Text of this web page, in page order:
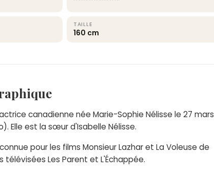
TAILLE
160 cm
canadienne née Marie-Sophie Nélisse le 27 mars
Elle est la sœur d'Isabelle Nélisse.
pour les films Monsieur Lazhar et La Voleuse de
télévisées Les Parent et L'Échappée.